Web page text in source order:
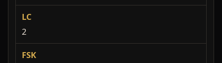
LC
2
FSK